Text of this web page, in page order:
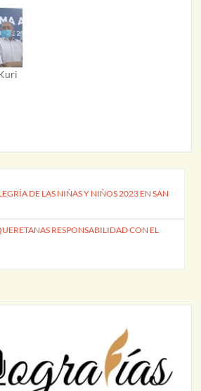
DE LAS NIÑAS Y NIÑOS 2023 EN SAN
RESPONSABILIDAD CON EL